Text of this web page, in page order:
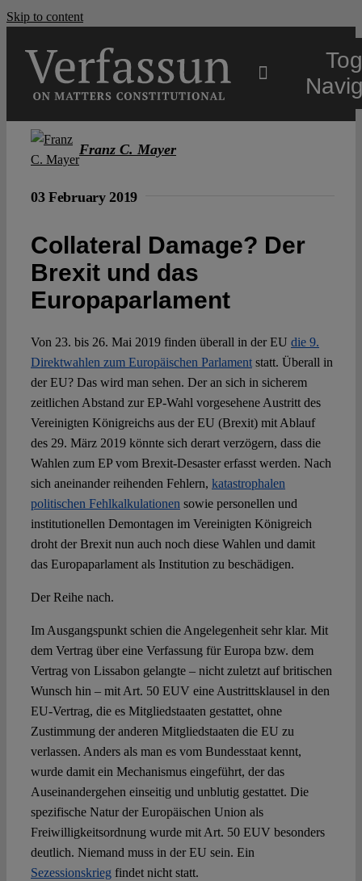
Skip to content
Projects
Open Access
Authors
Spotlight
Franz C. Mayer
03 February 2019
Collateral Damage? Der
Brexit und das
Europaparlament
Von 23. bis 26. Mai 2019 finden überall in der EU die 9.
Direktwahlen zum Europäischen Parlamentstatt. Überall in
der EU? Das wird man sehen. Der an sich in sicherem
zeitlichen Abstand zur EP-Wahl vorgesehene Austritt des
Vereinigten Königreichs aus der EU (Brexit) mit Ablauf
des 29. März 2019 könnte sich derart verzögern, dass die
Wahlen zum EP vom Brexit-Desaster erfasst werden. Nach
sich aneinander reihenden Fehlern, katastrophalen
politischen Fehlkalkulationen sowie personellen und
institutionellen Demontagen im Vereinigten Königreich
droht der Brexit nun auch noch diese Wahlen und damit
das Europaparlament als Institution zu beschädigen.
Der Reihe nach.
Im Ausgangspunkt schien die Angelegenheit sehr klar. Mit
dem Vertrag über eine Verfassung für Europa bzw. dem
Vertrag von Lissabon gelangte – nicht zuletzt auf britischen
Wunsch hin – mit Art. 50 EUV eine Austrittsklausel in den
EU-Vertrag, die es Mitgliedstaaten gestattet, ohne
Zustimmung der anderen Mitgliedstaaten die EU zu
verlassen. Anders als man es vom Bundesstaat kennt,
wurde damit ein Mechanismus eingeführt, der das
Auseinandergehen einseitig und unblutig gestattet. Die
spezifische Natur der Europäischen Union als
Freiwilligkeitsordnung wurde mit Art. 50 EUV besonders
deutlich. Niemand muss in der EU sein. Ein
Sezessionskrieg findet nicht statt.